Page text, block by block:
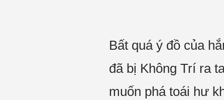
Bất quá ý đồ của
đã bị Không Trí ra
muốn phá toái hư